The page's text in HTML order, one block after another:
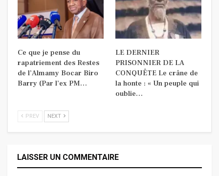
Ce que je pense du
rapatriement des Restes
de l’Almamy Bocar Biro
Barry (Par l’ex PM…
LE DERNIER
PRISONNIER DE LA
CONQUÊTE Le crâne de
la honte : « Un peuple qui
oublie…
PREV NEXT
LAISSER UN COMMENTAIRE